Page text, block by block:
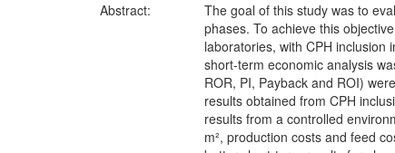
Abstract:
The goal of this study was to
phases. To achieve this
laboratories, with CPH
short-term economic analysis
ROR, PI, Payback and ROI)
results obtained from CPH
results from a controlled
m², production costs and feed